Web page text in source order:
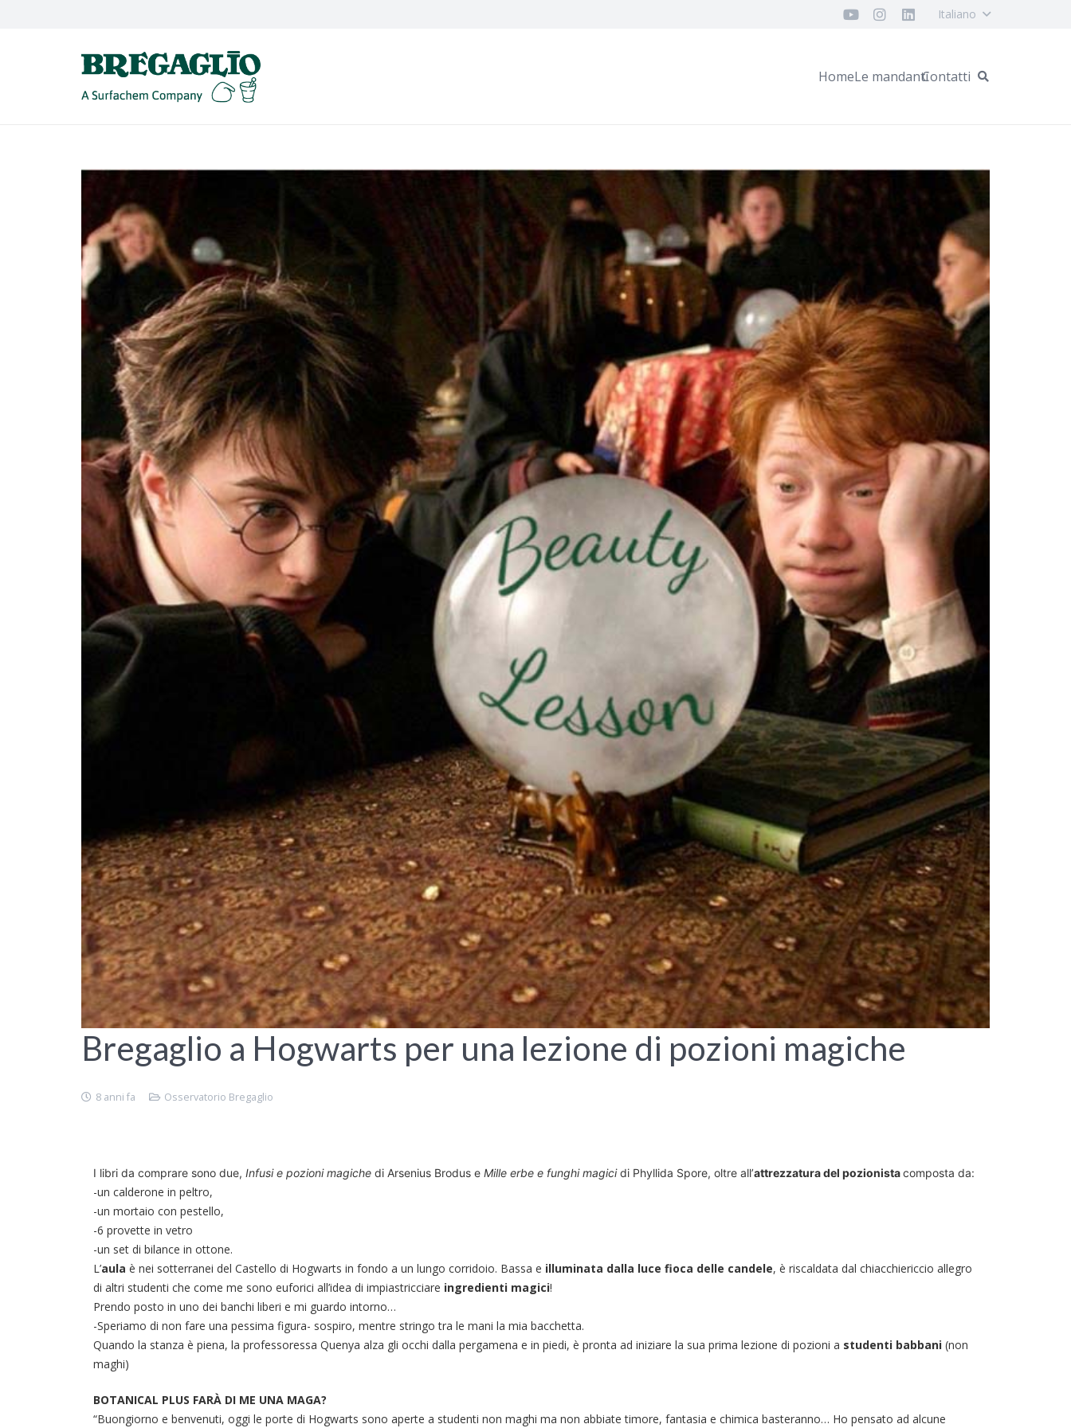
Italiano
HomeLe mandantiContatti
Bregaglio a Hogwarts per una lezione di pozioni magiche
8 anni fa Osservatorio Bregaglio
I libri da comprare sono due, Infusi e pozioni magiche di Arsenius Brodus e Mille erbe e funghi magicidi Phyllida Spore, oltre all’attrezzatura del pozionistacomposta da:
-un calderone in peltro,
-un mortaio con pestello,
-6 provette in vetro
-un set di bilance in ottone.
L’aula è nei sotterranei del Castello di Hogwarts in fondo a un lungo corridoio. Bassa e illuminata dalla luce fioca delle candele, è riscaldata dal chiacchiericcio allegro
di altri studenti che come me sono euforici all’idea di impiastricciare ingredienti magici!
Prendo posto in uno dei banchi liberi e mi guardo intorno…
-Speriamo di non fare una pessima figura- sospiro, mentre stringo tra le mani la mia bacchetta.
Quando la stanza è piena, la professoressa Quenya alza gli occhi dalla pergamena e in piedi, è pronta ad iniziare la sua prima lezione di pozioni a studenti babbani (non
maghi)
BOTANICAL PLUS FARÀ DI ME UNA MAGA?
“Buongiorno e benvenuti, oggi le porte di Hogwarts sono aperte a studenti non maghi ma non abbiate timore, fantasia e chimica basteranno… Ho pensato ad alcune